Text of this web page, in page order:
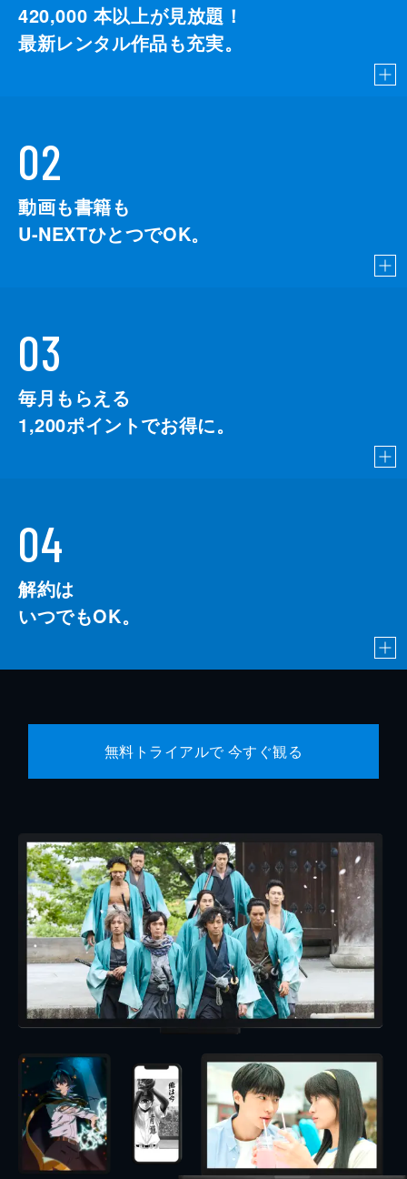
420,000 本以上が見放題！
最新レンタル作品も充実。
02
動画も書籍も
U-NEXTひとつでOK。
03
毎月もらえる
1,200ポイントでお得に。
04
解約は
いつでもOK。
無料トライアルで 今すぐ観る